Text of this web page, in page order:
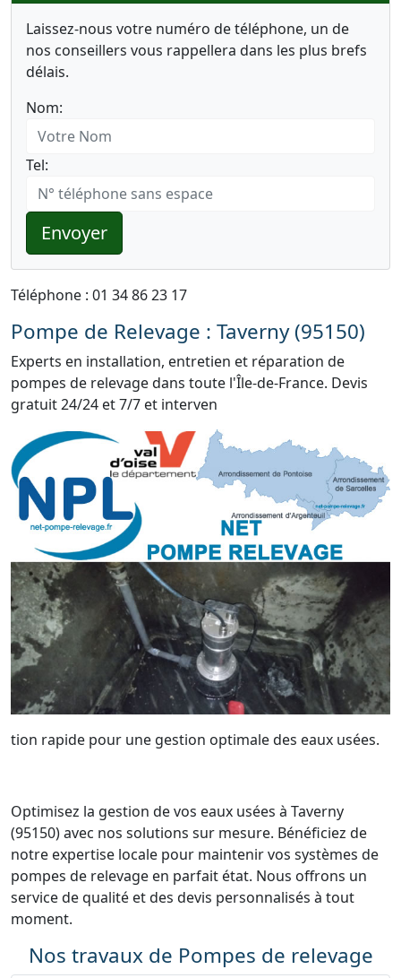
Laissez-nous votre numéro de téléphone, un de
nos conseillers vous rappellera dans les plus brefs
délais.
Nom:
Tel:
Envoyer
Téléphone : 01 34 86 23 17
Pompe de Relevage : Taverny (95150)
Experts en installation, entretien et réparation de
pompes de relevage dans toute l'Île-de-France. Devis
gratuit 24/24 et 7/7 et interven
tion rapide pour une gestion optimale des eaux usées.
Optimisez la gestion de vos eaux usées à Taverny
(95150) avec nos solutions sur mesure. Bénéficiez de
notre expertise locale pour maintenir vos systèmes de
pompes de relevage en parfait état. Nous offrons un
service de qualité et des devis personnalisés à tout
moment.
Nos travaux de Pompes de relevage